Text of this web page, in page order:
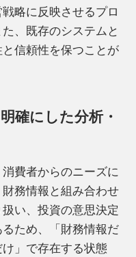
略に反映させるプロ
、既存のシステムと
信頼性を保つことが
確にした分析・
費者からのニーズに
務情報と組み合わせ
い、投資の意思決定
ため、「財務情報だ
」で存在する状態